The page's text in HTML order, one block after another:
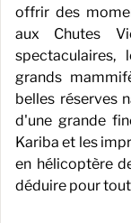
offrir des
aux Chutes
spectaculaires,
grands
belles réserves
d'une grande
Kariba et les
en hélicoptère
déduire pour tout